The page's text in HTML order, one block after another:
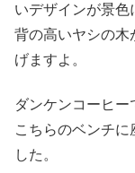
いデザインが景色
背の高いヤシの木
げますよ。
ダンケンコーヒー
こちらのベンチに
した。